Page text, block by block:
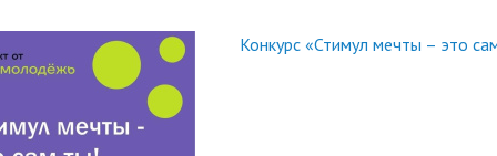
Конкурс «Стимул мечты – это